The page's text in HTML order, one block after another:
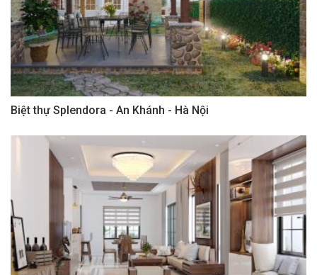
Biệt thự Splendora - An Khánh - Hà Nội